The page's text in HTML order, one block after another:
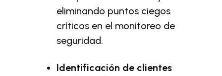
eliminando puntos ciegos
críticos en el monitoreo de
seguridad.
Identificación de clientes